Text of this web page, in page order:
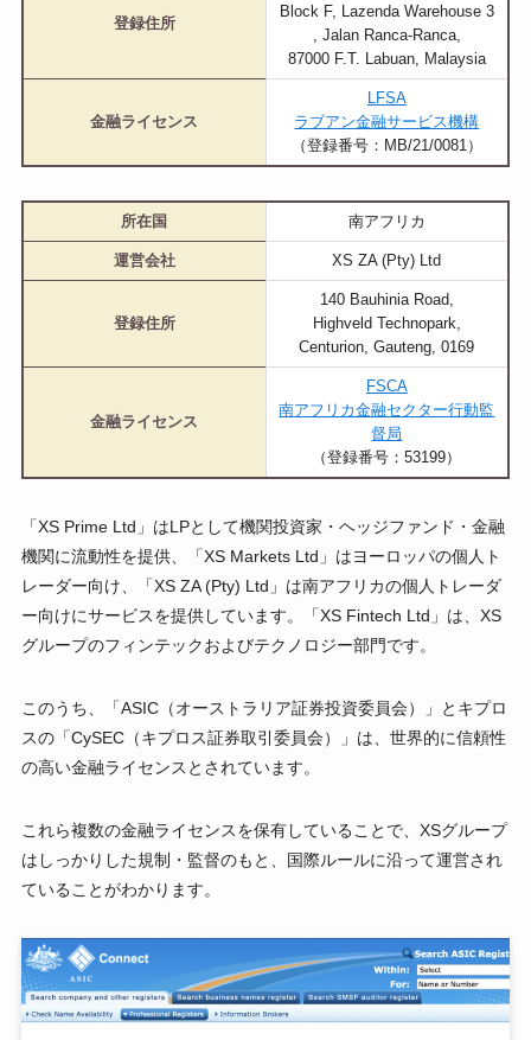
登録住所
Block F, Lazenda Warehouse 3
, Jalan Ranca-Ranca,
87000 F.T. Labuan, Malaysia
金融ライセンス
LFSA
ラブアン金融サービス機構
（登録番号：MB/21/0081）
所在国 南アフリカ
運営会社 XS ZA (Pty) Ltd
登録住所
140 Bauhinia Road,
Highveld Technopark,
Centurion, Gauteng, 0169
金融ライセンス
FSCA
南アフリカ金融セクター行動監
督局
（登録番号：53199）
「XS Prime Ltd」はLPとして機関投資家・ヘッジファンド・金融
機関に流動性を提供、「XS Markets Ltd」はヨーロッパの個人ト
レーダー向け、「XS ZA (Pty) Ltd」は南アフリカの個人トレーダ
ー向けにサービスを提供しています。「XS Fintech Ltd」は、XS
グループのフィンテックおよびテクノロジー部門です。
このうち、「ASIC（オーストラリア証券投資委員会）」とキプロ
スの「CySEC（キプロス証券取引委員会）」は、世界的に信頼性
の高い金融ライセンスとされています。
これら複数の金融ライセンスを保有していることで、XSグループ
はしっかりした規制・監督のもと、国際ルールに沿って運営され
ていることがわかります。